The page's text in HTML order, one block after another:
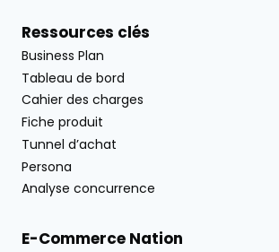
Ressources clés
Business Plan
Tableau de bord
Cahier des charges
Fiche produit
Tunnel d’achat
Persona
Analyse concurrence
E-Commerce Nation